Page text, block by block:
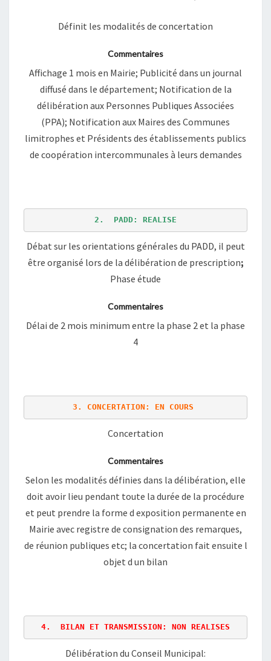
Définit les modalités de concertation
Commentaires
Affichage 1 mois en Mairie; Publicité dans un journal
diffusé dans le département; Notification de la
délibération aux Personnes Publiques Associées
(PPA); Notification aux Maires des Communes
limitrophes et Présidents des établissements publics
de coopération intercommunales à leurs demandes
2.  PADD: REALISE
Débat sur les orientations générales du PADD, il peut
être organisé lors de la délibération de prescription;
Phase étude
Commentaires
Délai de 2 mois minimum entre la phase 2 et la phase
4
3. CONCERTATION: EN COURS
Concertation
Commentaires
Selon les modalités définies dans la délibération, elle
doit avoir lieu pendant toute la durée de la procédure
et peut prendre la forme d exposition permanente en
Mairie avec registre de consignation des remarques,
de réunion publiques etc; la concertation fait ensuite l
objet d un bilan
4.  BILAN ET TRANSMISSION: NON REALISES
Délibération du Conseil Municipal: